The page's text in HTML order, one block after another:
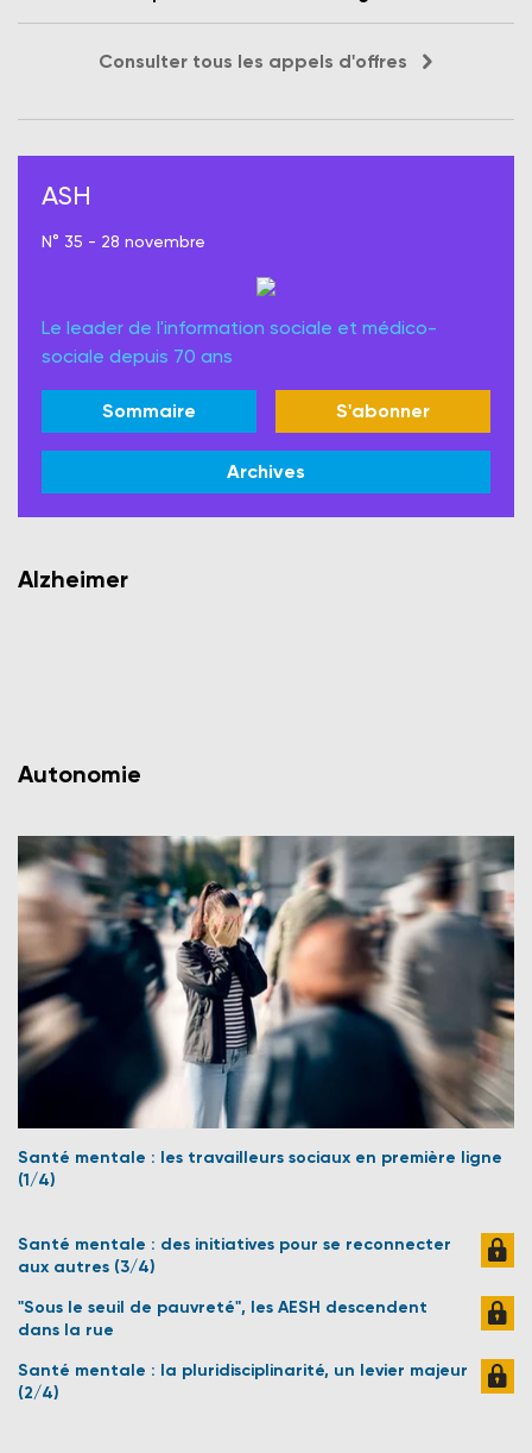
Consulter tous les appels d'offres
ASH
N° 35 - 28 novembre
Le leader de l'information sociale et médico-
sociale depuis 70 ans
Sommaire S'abonner
Archives
Alzheimer
Autonomie
Santé mentale : les travailleurs sociaux en première ligne
(1/4)
Santé mentale : des initiatives pour se reconnecter
aux autres (3/4)
"Sous le seuil de pauvreté", les AESH descendent
dans la rue
Santé mentale : la pluridisciplinarité, un levier majeur
(2/4)